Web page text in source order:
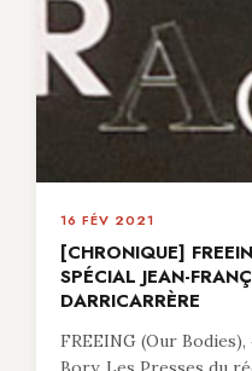
16 FÉV 2021
[CHRONIQUE]
SPÉCIAL JEAN-
DARRICARRÈRE
FREEING (Our